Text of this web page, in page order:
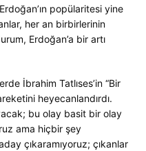
popülaritesi yine
her an birbirlerinin
Erdoğan’a bir artı
İbrahim Tatlıses’in “Bir
heyecanlandırdı.
bu olay basit bir olay
ama hiçbir şey
çıkaramıyoruz; çıkanlar